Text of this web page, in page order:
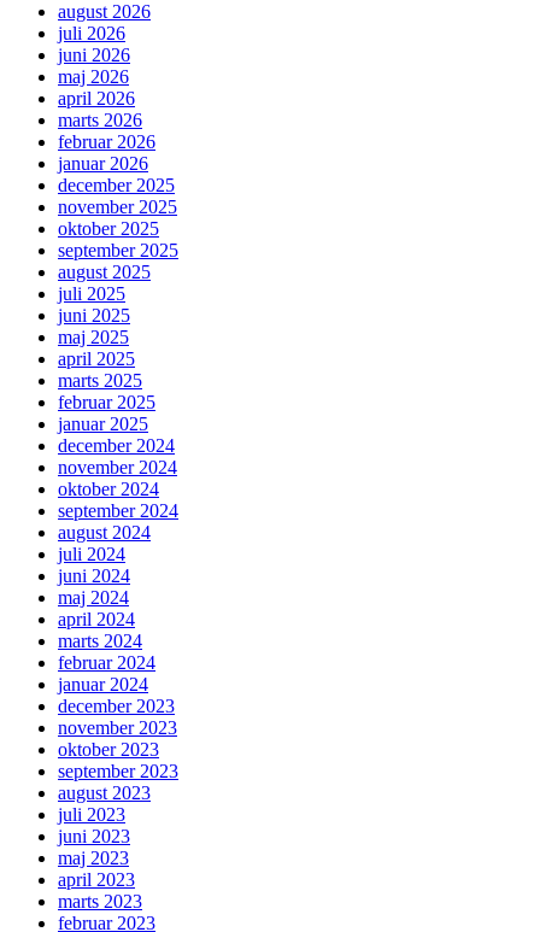
august 2026
juli 2026
juni 2026
maj 2026
april 2026
marts 2026
februar 2026
januar 2026
december 2025
november 2025
oktober 2025
september 2025
august 2025
juli 2025
juni 2025
maj 2025
april 2025
marts 2025
februar 2025
januar 2025
december 2024
november 2024
oktober 2024
september 2024
august 2024
juli 2024
juni 2024
maj 2024
april 2024
marts 2024
februar 2024
januar 2024
december 2023
november 2023
oktober 2023
september 2023
august 2023
juli 2023
juni 2023
maj 2023
april 2023
marts 2023
februar 2023